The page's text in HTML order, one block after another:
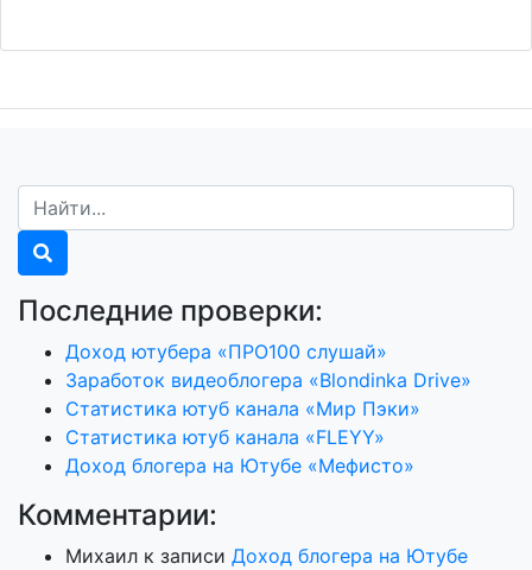
Последние проверки:
Доход ютубера «ПРО100 слушай»
Заработок видеоблогера «Blondinka Drive»
Статистика ютуб канала «Мир Пэки»
Статистика ютуб канала «FLEYY»
Доход блогера на Ютубе «Мефисто»
Комментарии:
Михаил к записи Доход блогера на Ютубе